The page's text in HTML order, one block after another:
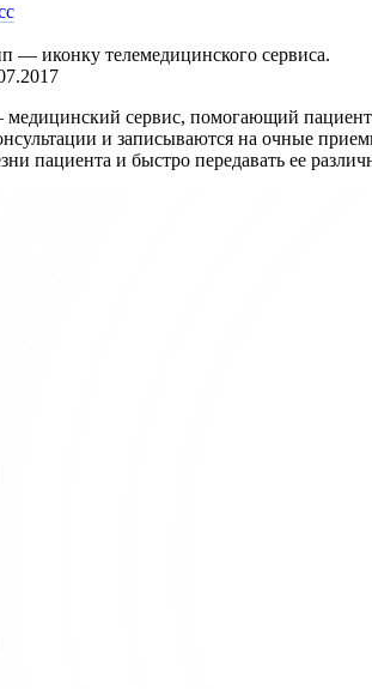
— иконку телемедицинского сервиса.
сервис, помогающий
и записываются на очные
пациента и быстро передавать ее